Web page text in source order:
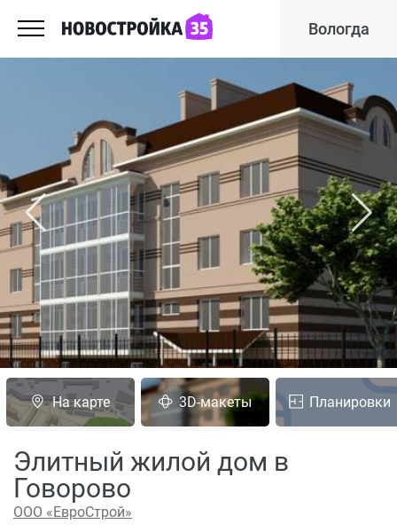
Вологда
На карте 3D-макеты Планировки
Элитный жилой дом в
Говорово
ООО «ЕвроСтрой»